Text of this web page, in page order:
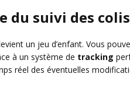
du suivi des colis
un jeu d’enfant. Vous
à un système de tracking
réel des éventuelles